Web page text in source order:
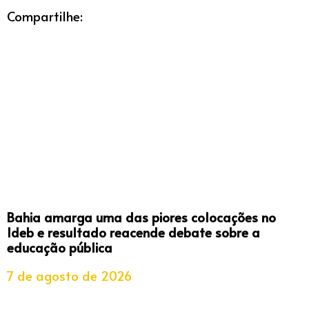
Compartilhe:
Bahia amarga uma das piores colocações no
Ideb e resultado reacende debate sobre a
educação pública
7 de agosto de 2026